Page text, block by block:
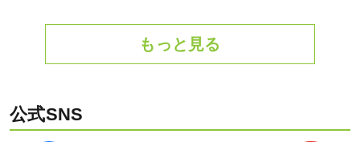
もっと見る
公式SNS